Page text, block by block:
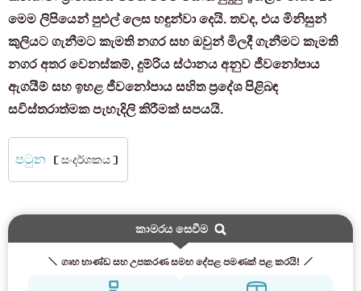
මෙම ලිපියෙන් පුළුල් ලෙස හඳුන්වා දෙයි. තවද, එය මිනිසුන්
කුලියට ගැනීමට කැමති නගර සහ ඔවුන් මිලදී ගැනීමට කැමති
නගර අතර වෙනස්කම්, දුම්රිය ස්ථානය අනුව ජීවනෝපාය
ඇගයීම් සහ ඉහළ ජීවනෝපාය සහිත ප්‍රදේශ පිළිබඳ
සවිස්තරාත්මක පැහැදිලි කිරීමක් සපයයි.
පටුන ［සංදර්ශකය］
කාමරය සෙවීම
ගෘහ භාණ්ඩ සහ උපකරණ සමඟ දේපළ පමණක් පළ කරයි!